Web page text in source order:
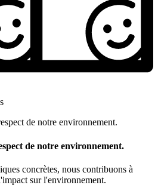
de notre environnement.
concrètes, nous contribuons à
sur l'environnement.